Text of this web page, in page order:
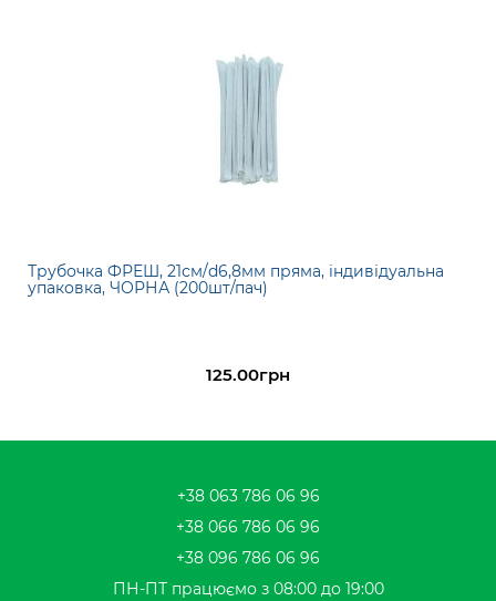
Трубочка ФРЕШ, 21см/d6,8мм пряма, індивідуальна
упаковка, ЧОРНА (200шт/пач)
125.00грн
+38 063 786 06 96
+38 066 786 06 96
+38 096 786 06 96
ПН-ПТ працюємо з 08:00 до 19:00